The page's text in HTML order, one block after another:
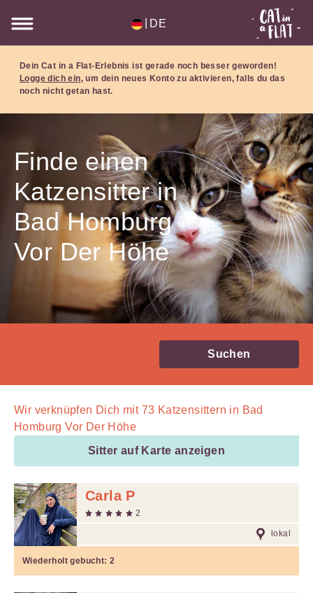
DE
Dein Cat in a Flat-Erlebnis ist gerade noch besser geworden!
Logge dich ein, um dein neues Konto zu aktivieren, falls du das
noch nicht getan hast.
Finde einen
Katzensitter in
Bad Homburg
Vor Der Höhe
Suchen
Wir verknüpfen Dich mit 73 Katzensittern in Bad
Homburg Vor Der Höhe
Sitter auf Karte anzeigen
Carla P
2
lokal
Wiederholt gebucht:2